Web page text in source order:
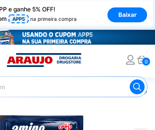
e ganhe 5% OFF!
APP5 na primeira compra
Baixar
0
Saudável Suplementos Alimentares